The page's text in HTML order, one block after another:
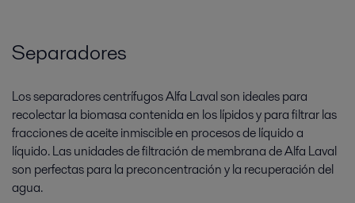
Separadores
Los separadores centrífugos Alfa Laval son ideales para
recolectar la biomasa contenida en los lípidos y para filtrar las
fracciones de aceite inmiscible en procesos de líquido a
líquido. Las unidades de filtración de membrana de Alfa Laval
son perfectas para la preconcentración y la recuperación del
agua.